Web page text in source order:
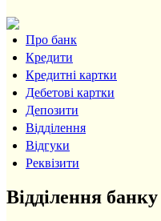
Про банк
Кредити
Кредитні картки
Дебетові картки
Депозити
Відділення
Відгуки
Реквізити
Відділення